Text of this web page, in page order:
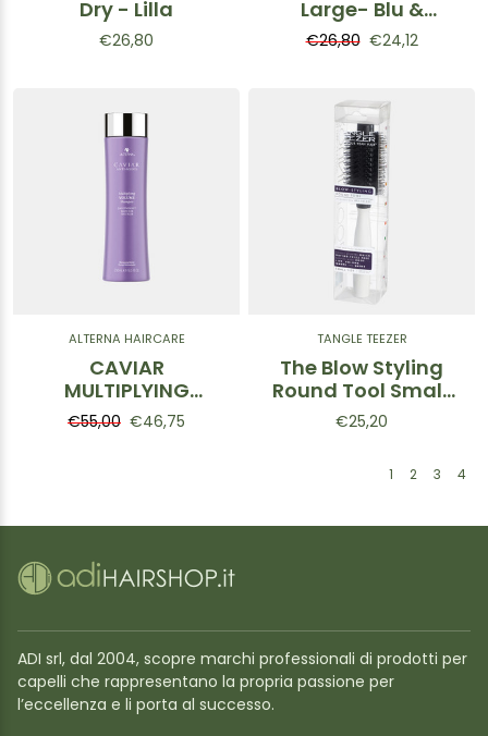
Dry - Lilla
€26,80
Large- Blu &
Bianco
€26,80 €24,12
ALTERNA HAIRCARE
CAVIAR
MULTIPLYING
VOLUME Shampoo
€55,00 €46,75
TANGLE TEEZER
The Blow Styling
Round Tool Small:
Bianca
€25,20
2 3 4
ADI srl, dal 2004, scopre marchi professionali di prodotti per
capelli che rappresentano la propria passione per
l’eccellenza e li porta al successo.